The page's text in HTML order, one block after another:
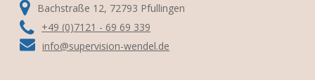
Bachstraße 12, 72793 Pfullingen
+49 (0)7121 - 69 69 339
info@supervision-wendel.de